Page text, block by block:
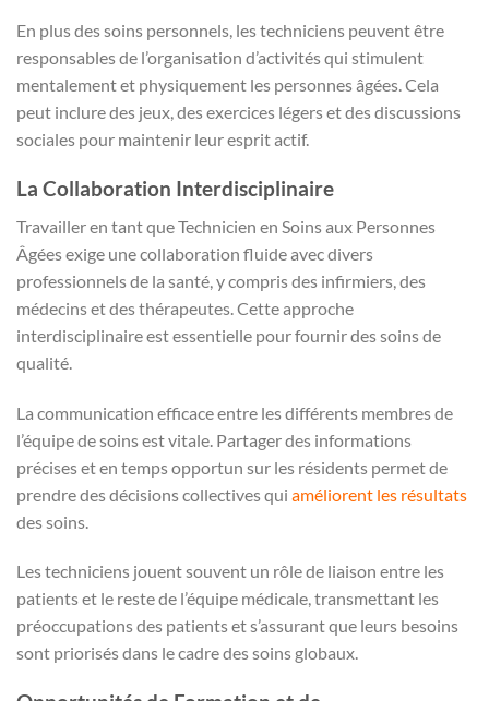
En plus des soins personnels, les techniciens peuvent être
responsables de l’organisation d’activités qui stimulent
mentalement et physiquement les personnes âgées. Cela
peut inclure des jeux, des exercices légers et des discussions
sociales pour maintenir leur esprit actif.
La Collaboration Interdisciplinaire
Travailler en tant que Technicien en Soins aux Personnes
Âgées exige une collaboration fluide avec divers
professionnels de la santé, y compris des infirmiers, des
médecins et des thérapeutes. Cette approche
interdisciplinaire est essentielle pour fournir des soins de
qualité.
La communication efficace entre les différents membres de
l’équipe de soins est vitale. Partager des informations
précises et en temps opportun sur les résidents permet de
prendre des décisions collectives qui améliorent les résultats
des soins.
Les techniciens jouent souvent un rôle de liaison entre les
patients et le reste de l’équipe médicale, transmettant les
préoccupations des patients et s’assurant que leurs besoins
sont priorisés dans le cadre des soins globaux.